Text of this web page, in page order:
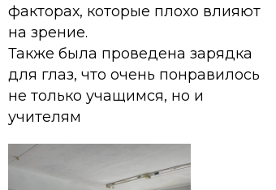
факторах, которые плохо влияют
на зрение.
Также была проведена зарядка
для глаз, что очень понравилось
не только учащимся, но и
учителям